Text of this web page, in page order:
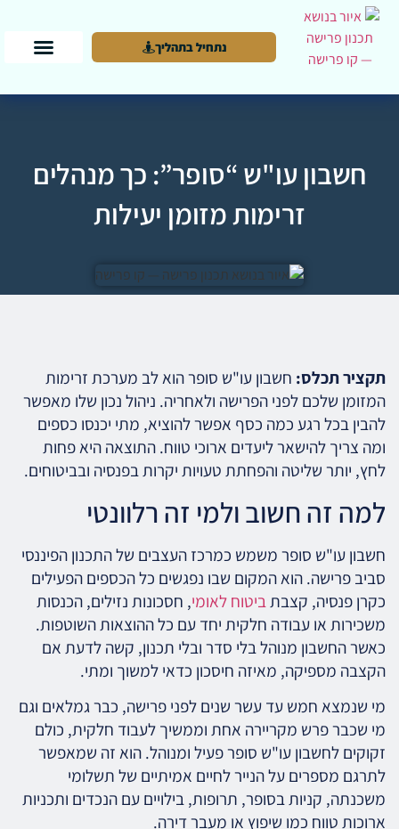
נתחיל בתהליך
חשבון עו"ש “סופר”: כך מנהלים
זרימות מזומן יעילות
תקציר תכלס: חשבון עו"ש סופר הוא לב מערכת זרימות
המזומן שלכם לפני הפרישה ולאחריה. ניהול נכון שלו מאפשר
להבין בכל רגע כמה כסף אפשר להוציא, מתי יכנסו כספים
ומה צריך להישאר ליעדים ארוכי טווח. התוצאה היא פחות
לחץ, יותר שליטה והפחתת טעויות יקרות בפנסיה ובביטוחים.
למה זה חשוב ולמי זה רלוונטי
חשבון עו"ש סופר משמש כמרכז העצבים של התכנון הפיננסי
סביב פרישה. הוא המקום שבו נפגשים כל הכספים הפעילים
כקרן פנסיה, קצבתביטוח לאומי, חסכונות נזילים, הכנסות
משכירות או עבודה חלקית יחד עם כל ההוצאות השוטפות.
כאשר החשבון מנוהל בלי סדר ובלי תכנון, קשה לדעת אם
הקצבה מספיקה, מאיזה חיסכון כדאי למשוך ומתי.
מי שנמצא חמש עד עשר שנים לפני פרישה, כבר גמלאים וגם
מי שכבר פרש מקריירה אחת וממשיך לעבוד חלקית, כולם
זקוקים לחשבון עו"ש סופר פעיל ומנוהל. הוא זה שמאפשר
לתרגם מספרים על הנייר לחיים אמיתיים של תשלומי
משכנתה, קניות בסופר, תרופות, בילויים עם הנכדים ותכניות
ארוכות טווח כמו שיפוץ או מעבר דירה.